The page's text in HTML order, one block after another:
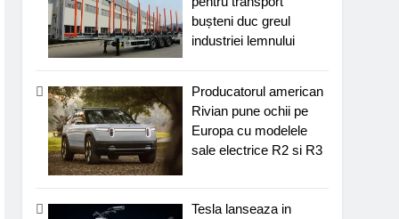
bușteni duc greul
industriei lemnului
Producatorul american
Rivian pune ochii pe
Europa cu modelele
sale electrice R2 si R3
Tesla lanseaza in